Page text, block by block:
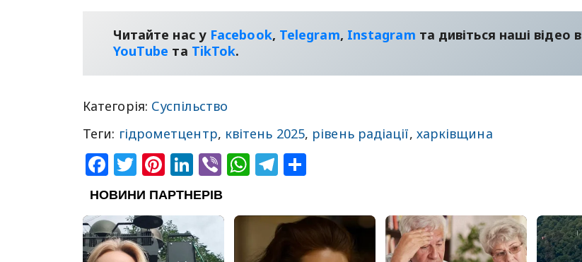
Читайте нас у Facebook, Telegram, Instagram та дивіться наші відео в
YouТube та TikTok.
Категорія: Суспільство
Теги: гідрометцентр, квітень 2025, рівень радіації, харківщина
Facebook
Twitter
Pinterest
LinkedIn
ViberWhatsApp
Telegram